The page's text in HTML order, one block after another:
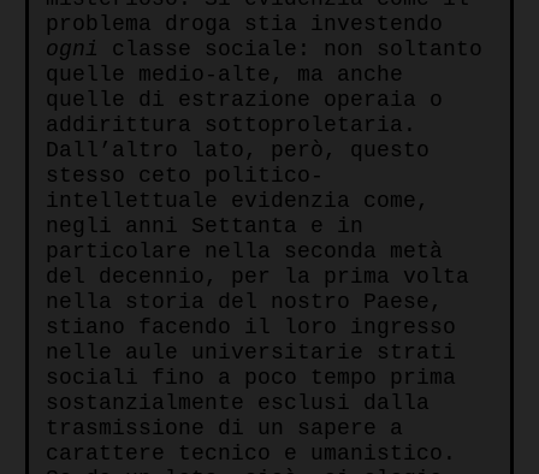
problema droga stia investendo
ogni classe sociale: non soltanto
quelle medio-alte, ma anche
quelle di estrazione operaia o
addirittura sottoproletaria.
Dall’altro lato, però, questo
stesso ceto politico-
intellettuale evidenzia come,
negli anni Settanta e in
particolare nella seconda metà
del decennio, per la prima volta
nella storia del nostro Paese,
stiano facendo il loro ingresso
nelle aule universitarie strati
sociali fino a poco tempo prima
sostanzialmente esclusi dalla
trasmissione di un sapere a
carattere tecnico e umanistico.